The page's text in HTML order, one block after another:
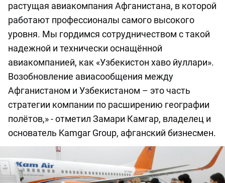
растущая авиакомпания Афганистана, в которой
работают профессионалы самого высокого
уровня. Мы гордимся сотрудничеством с такой
надежной и технически оснащённой
авиакомпанией, как «Узбекистон хаво йуллари».
Возобновление авиасообщения между
Афганистаном и Узбекистаном – это часть
стратегии компании по расширению географии
полётов,» - отметил Замари Камгар, владелец и
основатель Kamgar Group, афганский бизнесмен.